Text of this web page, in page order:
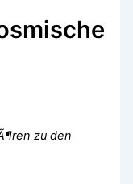
zu den